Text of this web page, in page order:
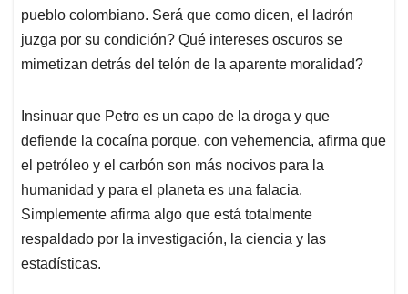
pueblo colombiano. Será que como dicen, el ladrón
juzga por su condición? Qué intereses oscuros se
mimetizan detrás del telón de la aparente moralidad?
Insinuar que Petro es un capo de la droga y que
defiende la cocaína porque, con vehemencia, afirma que
el petróleo y el carbón son más nocivos para la
humanidad y para el planeta es una falacia.
Simplemente afirma algo que está totalmente
respaldado por la investigación, la ciencia y las
estadísticas.